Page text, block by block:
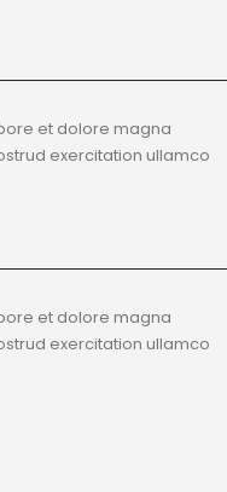
et dolore magna
exercitation ullamco
et dolore magna
exercitation ullamco